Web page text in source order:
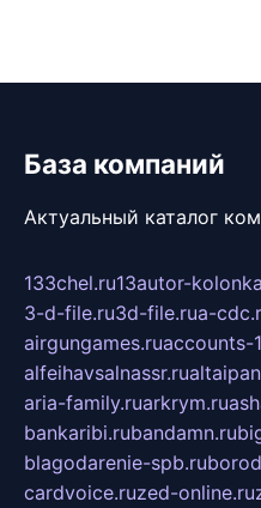
База компаний
Актуальный каталог
133chel.ru13autor-
3-d-file.ru3d-file.rua-
airgungames.ruaccounts-
alfeihavsalnassr.ru
aria-family.ruarkrym.ru
bankaribi.rubandamn.ru
blagodarenie-spb.ru
cardvoice.ruzed-online.ru